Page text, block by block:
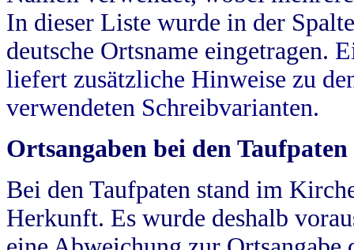
In dieser Liste wurde in der
deutsche Ortsname eingetragen.
liefert zusätzliche Hinweise zu
verwendeten Schreibvarianten.
Ortsangaben bei den Taufpaten
Bei den Taufpaten stand im
Herkunft. Es wurde deshalb